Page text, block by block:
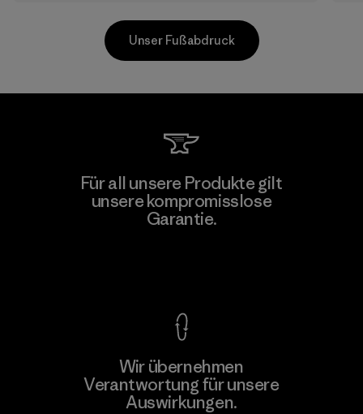
PrimaLoft, Inc.
Material-supplier
Unser Fußabdruck
Für all unsere Produkte gilt
unsere kompromisslose
Garantie.
Wir übernehmen
Verantwortung für unsere
Auswirkungen.